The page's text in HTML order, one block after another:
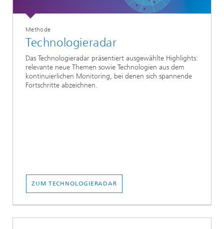
Methode
Technologieradar
Das Technologieradar präsentiert ausgewählte Highlights:
relevante neue Themen sowie Technologien aus dem
kontinuierlichen Monitoring, bei denen sich spannende
Fortschritte abzeichnen.
ZUM TECHNOLOGIERADAR